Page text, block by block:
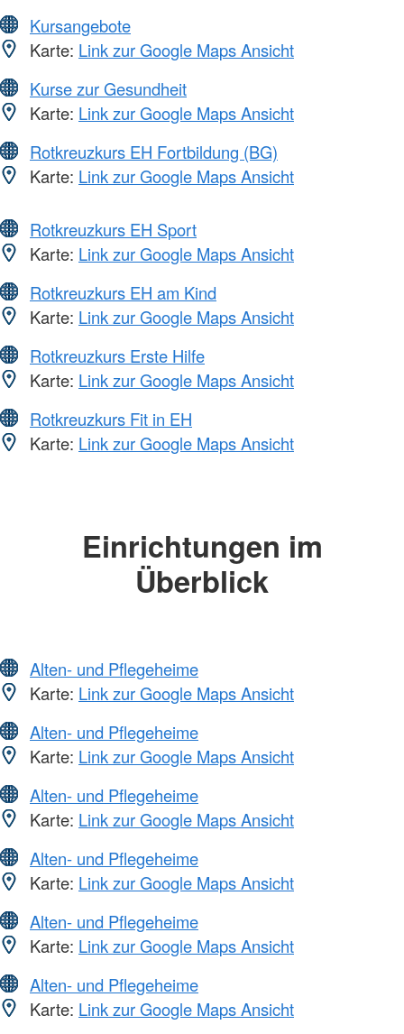
Kursangebote
Karte: Link zur Google Maps Ansicht
Kurse zur Gesundheit
Karte: Link zur Google Maps Ansicht
Rotkreuzkurs EH Fortbildung (BG)
Karte: Link zur Google Maps Ansicht
Rotkreuzkurs EH Sport
Karte: Link zur Google Maps Ansicht
Rotkreuzkurs EH am Kind
Karte: Link zur Google Maps Ansicht
Rotkreuzkurs Erste Hilfe
Karte: Link zur Google Maps Ansicht
Rotkreuzkurs Fit in EH
Karte: Link zur Google Maps Ansicht
Einrichtungen im
Überblick
Alten- und Pflegeheime
Karte: Link zur Google Maps Ansicht
Alten- und Pflegeheime
Karte: Link zur Google Maps Ansicht
Alten- und Pflegeheime
Karte: Link zur Google Maps Ansicht
Alten- und Pflegeheime
Karte: Link zur Google Maps Ansicht
Alten- und Pflegeheime
Karte: Link zur Google Maps Ansicht
Alten- und Pflegeheime
Karte: Link zur Google Maps Ansicht